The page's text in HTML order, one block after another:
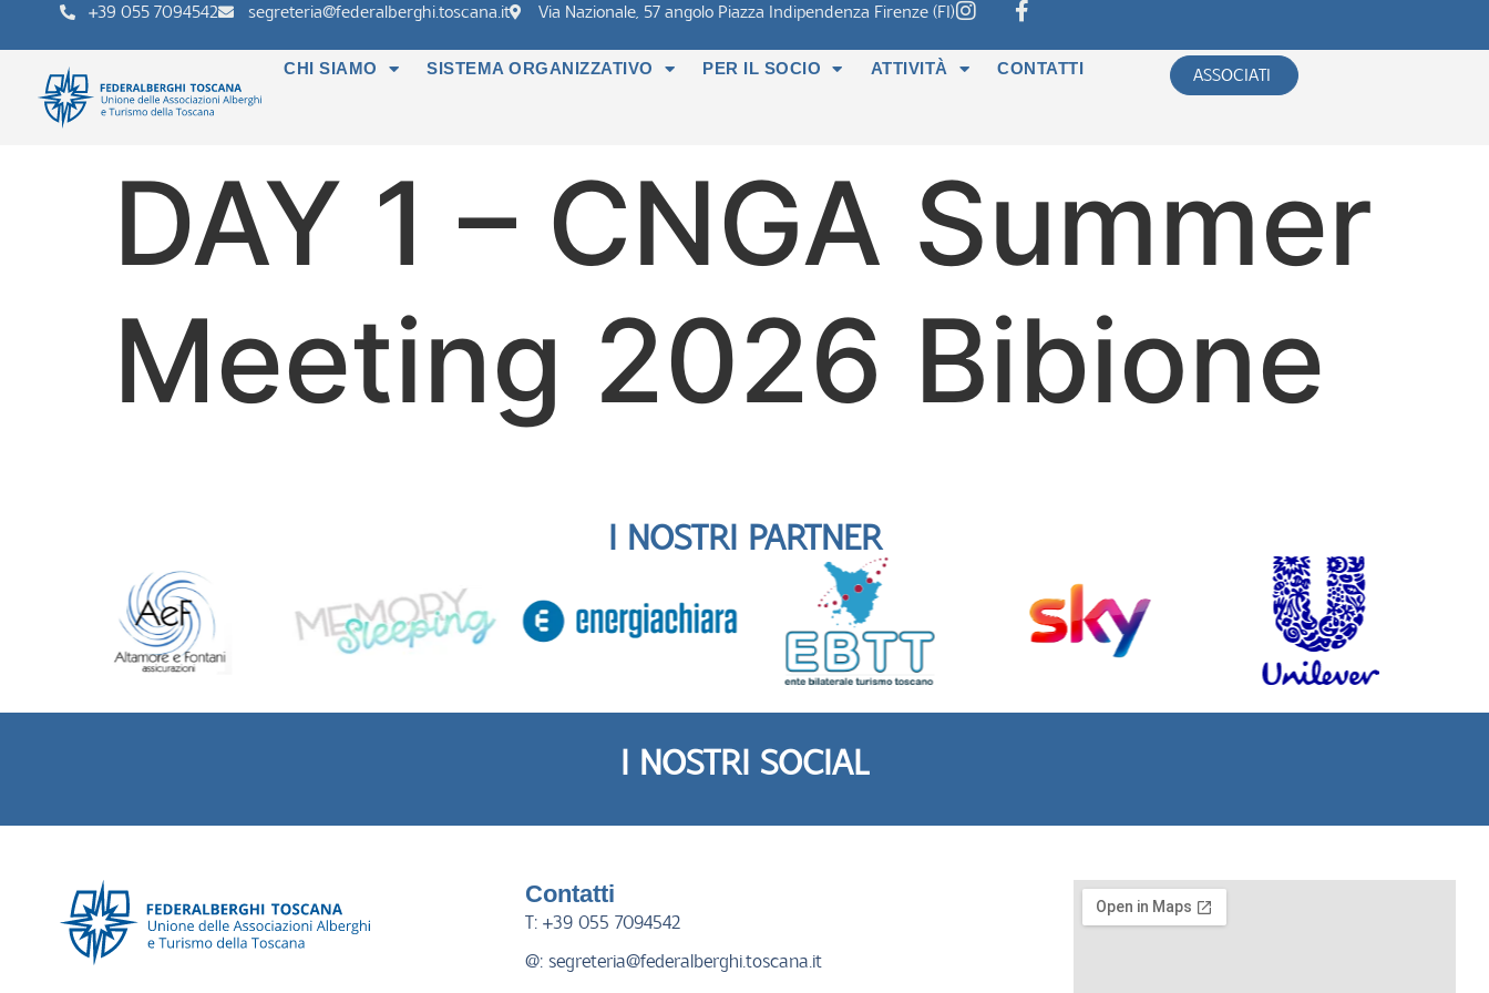
+39 055 7094542 segreteria@federalberghi.toscana.it Via Nazionale, 57 angolo Piazza Indipendenza Firenze (FI)
CHI SIAMO SISTEMA ORGANIZZATIVO PER IL SOCIO ATTIVITÀ CONTATTI ASSOCIATI
DAY 1 – CNGA Summer
Meeting 2026 Bibione
I NOSTRI PARTNER
I NOSTRI SOCIAL
Contatti
T: +39 055 7094542
@: segreteria@federalberghi.toscana.it